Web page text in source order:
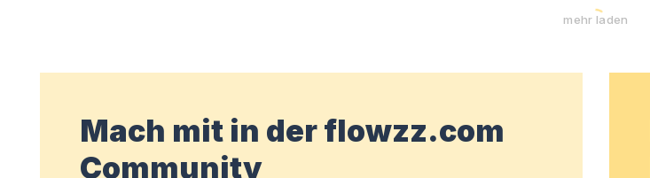
mehr laden
Mach mit in der flowzz.com
Community